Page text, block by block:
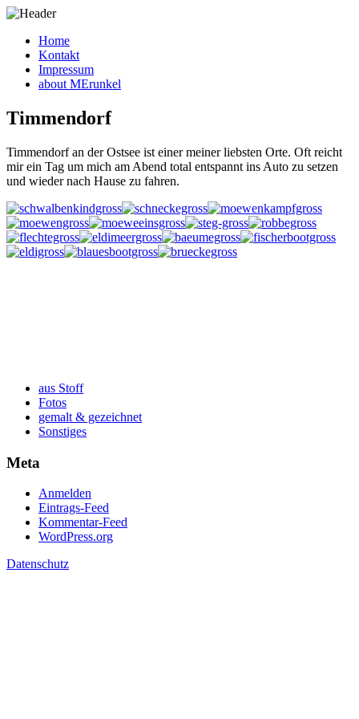
Home
Kontakt
Impressum
about MErunkel
Timmendorf
Timmendorf an der Ostsee ist einer meiner liebsten Orte. Oft reicht
mir ein Tag um mich am Abend total entspannt ins Auto zu setzen
und wieder nach Hause zu fahren.
aus Stoff
Fotos
gemalt & gezeichnet
Sonstiges
Meta
Anmelden
Eintrags-Feed
Kommentar-Feed
WordPress.org
Datenschutz